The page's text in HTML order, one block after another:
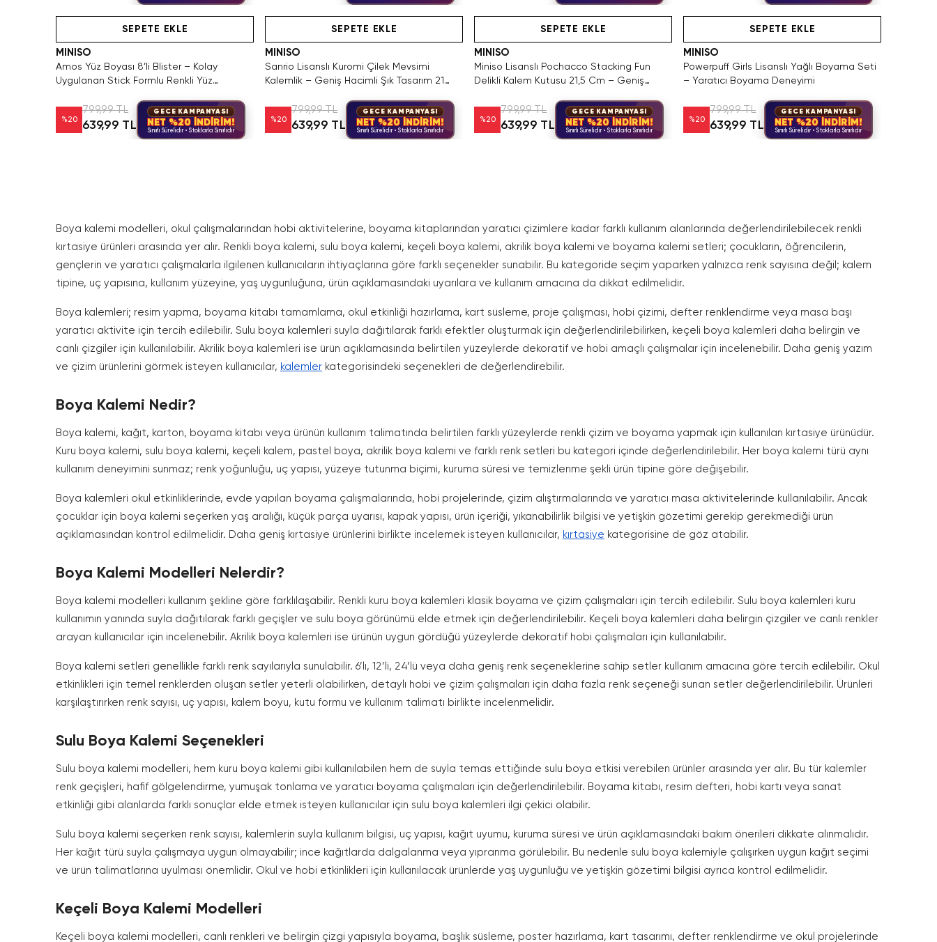
SEPETE EKLE
MINISO
Amos Yüz Boyası 8’li Blister – Kolay
Uygulanan Stick Formlu Renkli Yüz
%20
799,99 TL
639,99 TL
GECE KAMPANYASI
NET %20 İNDİRİM!
Sınırlı Sürelidir • Stoklarla Sınırlıdır
SEPETE EKLE
MINISO
Sanrio Lisanslı Kuromi Çilek Mevsimi
Kalemlik – Geniş Hacimli Şık Tasarım 21
%20
799,99 TL
639,99 TL
GECE KAMPANYASI
NET %20 İNDİRİM!
Sınırlı Sürelidir • Stoklarla Sınırlıdır
SEPETE EKLE
MINISO
Miniso Lisanslı Pochacco Stacking Fun
Delikli Kalem Kutusu 21,5 Cm – Geniş
%20
799,99 TL
639,99 TL
GECE KAMPANYASI
NET %20 İNDİRİM!
Sınırlı Sürelidir • Stoklarla Sınırlıdır
SEPETE EKLE
MINISO
Powerpuff Girls Lisanslı Yağlı Boyama Seti
– Yaratıcı Boyama Deneyimi
%20
799,99 TL
639,99 TL
GECE KAMPANYASI
NET %20 İNDİRİM!
Sınırlı Sürelidir • Stoklarla Sınırlıdır
Boya kalemi modelleri, okul çalışmalarından hobi aktivitelerine, boyama kitaplarından yaratıcı çizimlere kadar farklı kullanım alanlarında değerlendirilebilecek renkli
kırtasiye ürünleri arasında yer alır. Renkli boya kalemi, sulu boya kalemi, keçeli boya kalemi, akrilik boya kalemi ve boyama kalemi setleri; çocukların, öğrencilerin,
gençlerin ve yaratıcı çalışmalarla ilgilenen kullanıcıların ihtiyaçlarına göre farklı seçenekler sunabilir. Bu kategoride seçim yaparken yalnızca renk sayısına değil; kalem
tipine, uç yapısına, kullanım yüzeyine, yaş uygunluğuna, ürün açıklamasındaki uyarılara ve kullanım amacına da dikkat edilmelidir.
Boya kalemleri; resim yapma, boyama kitabı tamamlama, okul etkinliği hazırlama, kart süsleme, proje çalışması, hobi çizimi, defter renklendirme veya masa başı
yaratıcı aktivite için tercih edilebilir. Sulu boya kalemleri suyla dağıtılarak farklı efektler oluşturmak için değerlendirilebilirken, keçeli boya kalemleri daha belirgin ve
canlı çizgiler için kullanılabilir. Akrilik boya kalemleri ise ürün açıklamasında belirtilen yüzeylerde dekoratif ve hobi amaçlı çalışmalar için incelenebilir. Daha geniş yazım
ve çizim ürünlerini görmek isteyen kullanıcılar, kalemler kategorisindeki seçenekleri de değerlendirebilir.
Boya Kalemi Nedir?
Boya kalemi, kağıt, karton, boyama kitabı veya ürünün kullanım talimatında belirtilen farklı yüzeylerde renkli çizim ve boyama yapmak için kullanılan kırtasiye ürünüdür.
Kuru boya kalemi, sulu boya kalemi, keçeli kalem, pastel boya, akrilik boya kalemi ve farklı renk setleri bu kategori içinde değerlendirilebilir. Her boya kalemi türü aynı
kullanım deneyimini sunmaz; renk yoğunluğu, uç yapısı, yüzeye tutunma biçimi, kuruma süresi ve temizlenme şekli ürün tipine göre değişebilir.
Boya kalemleri okul etkinliklerinde, evde yapılan boyama çalışmalarında, hobi projelerinde, çizim alıştırmalarında ve yaratıcı masa aktivitelerinde kullanılabilir. Ancak
çocuklar için boya kalemi seçerken yaş aralığı, küçük parça uyarısı, kapak yapısı, ürün içeriği, yıkanabilirlik bilgisi ve yetişkin gözetimi gerekip gerekmediği ürün
açıklamasından kontrol edilmelidir. Daha geniş kırtasiye ürünlerini birlikte incelemek isteyen kullanıcılar, kırtasiye kategorisine de göz atabilir.
Boya Kalemi Modelleri Nelerdir?
Boya kalemi modelleri kullanım şekline göre farklılaşabilir. Renkli kuru boya kalemleri klasik boyama ve çizim çalışmaları için tercih edilebilir. Sulu boya kalemleri kuru
kullanımın yanında suyla dağıtılarak farklı geçişler ve sulu boya görünümü elde etmek için değerlendirilebilir. Keçeli boya kalemleri daha belirgin çizgiler ve canlı renkler
arayan kullanıcılar için incelenebilir. Akrilik boya kalemleri ise ürünün uygun gördüğü yüzeylerde dekoratif hobi çalışmaları için kullanılabilir.
Boya kalemi setleri genellikle farklı renk sayılarıyla sunulabilir. 6’lı, 12’li, 24’lü veya daha geniş renk seçeneklerine sahip setler kullanım amacına göre tercih edilebilir. Okul
etkinlikleri için temel renklerden oluşan setler yeterli olabilirken, detaylı hobi ve çizim çalışmaları için daha fazla renk seçeneği sunan setler değerlendirilebilir. Ürünleri
karşılaştırırken renk sayısı, uç yapısı, kalem boyu, kutu formu ve kullanım talimatı birlikte incelenmelidir.
Sulu Boya Kalemi Seçenekleri
Sulu boya kalemi modelleri, hem kuru boya kalemi gibi kullanılabilen hem de suyla temas ettiğinde sulu boya etkisi verebilen ürünler arasında yer alır. Bu tür kalemler
renk geçişleri, hafif gölgelendirme, yumuşak tonlama ve yaratıcı boyama çalışmaları için değerlendirilebilir. Boyama kitabı, resim defteri, hobi kartı veya sanat
etkinliği gibi alanlarda farklı sonuçlar elde etmek isteyen kullanıcılar için sulu boya kalemleri ilgi çekici olabilir.
Sulu boya kalemi seçerken renk sayısı, kalemlerin suyla kullanım bilgisi, uç yapısı, kağıt uyumu, kuruma süresi ve ürün açıklamasındaki bakım önerileri dikkate alınmalıdır.
Her kağıt türü suyla çalışmaya uygun olmayabilir; ince kağıtlarda dalgalanma veya yıpranma görülebilir. Bu nedenle sulu boya kalemiyle çalışırken uygun kağıt seçimi
ve ürün talimatlarına uyulması önemlidir. Okul ve hobi etkinlikleri için kullanılacak ürünlerde yaş uygunluğu ve yetişkin gözetimi bilgisi ayrıca kontrol edilmelidir.
Keçeli Boya Kalemi Modelleri
Keçeli boya kalemi modelleri, canlı renkleri ve belirgin çizgi yapısıyla boyama, başlık süsleme, poster hazırlama, kart tasarımı, defter renklendirme ve okul projelerinde